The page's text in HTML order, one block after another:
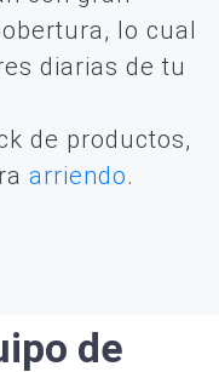
lo cual
diarias de tu
de productos,
arriendo.
de